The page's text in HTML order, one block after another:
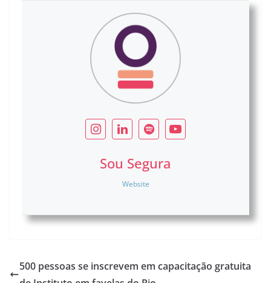
Sou Segura
Website
500 pessoas se inscrevem em capacitação gratuita